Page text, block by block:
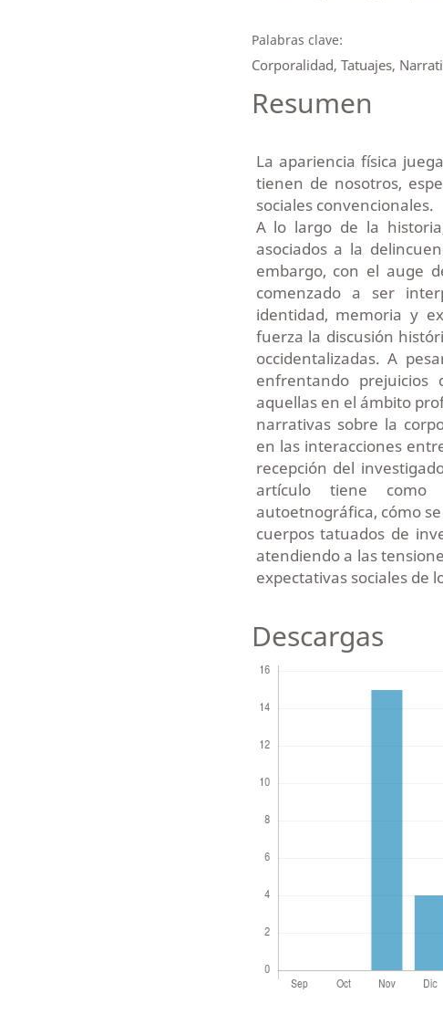
Palabras clave:
Corporalidad, Tatuajes,
Resumen
La apariencia física
tienen de nosotros,
sociales convencionales.
A lo largo de la
asociados a la
embargo, con el auge
comenzado a ser
identidad, memoria y
fuerza la discusión
occidentalizadas. A
enfrentando prejuicios
aquellas en el ámbito
narrativas sobre la
en las interacciones
recepción del
artículo tiene como
autoetnográfica, cómo
cuerpos tatuados de
atendiendo a las
expectativas sociales de
Descargas